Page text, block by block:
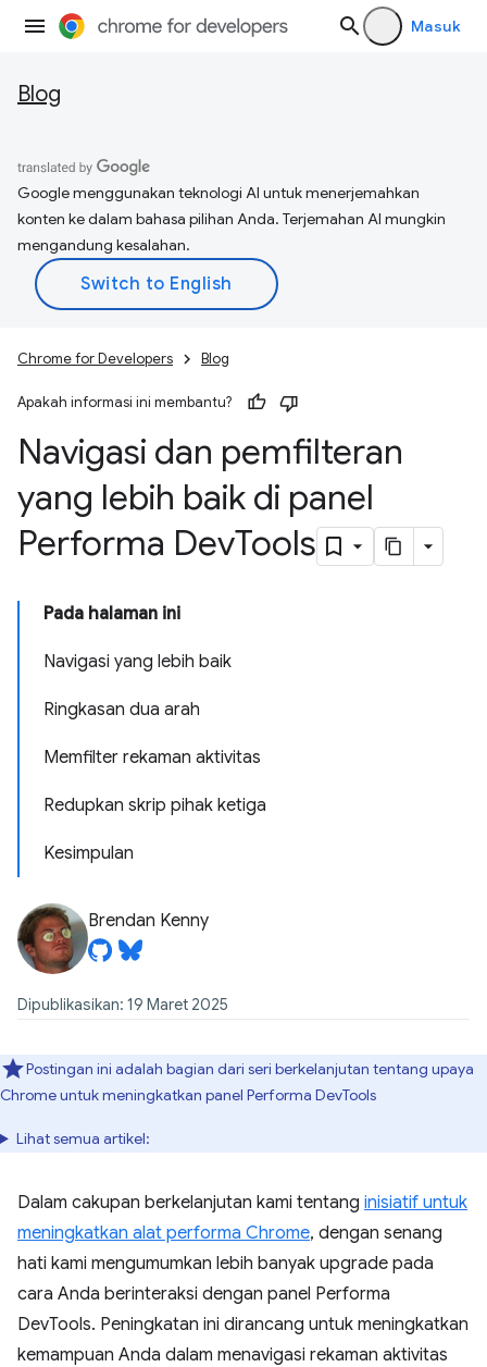
Masuk
Blog
Google menggunakan teknologi AI untuk menerjemahkan
konten ke dalam bahasa pilihan Anda. Terjemahan AI mungkin
mengandung kesalahan.
Chrome for Developers Blog
Apakah informasi ini membantu?
Navigasi dan pemfilteran
yang lebih baik di panel
Performa DevTools
Pada halaman ini
Navigasi yang lebih baik
Ringkasan dua arah
Memfilter rekaman aktivitas
Redupkan skrip pihak ketiga
Kesimpulan
Brendan Kenny
Dipublikasikan: 19 Maret 2025
Postingan ini adalah bagian dari seri berkelanjutan tentang upaya
Chrome untuk meningkatkan panel Performa DevTools
Lihat semua artikel:
Dalam cakupan berkelanjutan kami tentang inisiatif untuk
meningkatkan alat performa Chrome, dengan senang
hati kami mengumumkan lebih banyak upgrade pada
cara Anda berinteraksi dengan panel Performa
DevTools. Peningkatan ini dirancang untuk meningkatkan
kemampuan Anda dalam menavigasi rekaman aktivitas